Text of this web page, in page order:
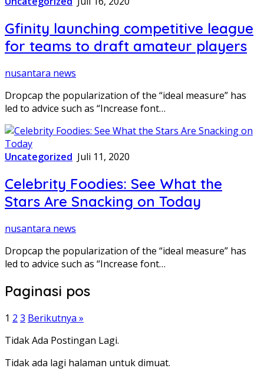
Gfinity launching competitive league
for teams to draft amateur players
nusantara news
Dropcap the popularization of the “ideal measure” has
led to advice such as “Increase font…
Uncategorized Juli 11, 2020
Celebrity Foodies: See What the
Stars Are Snacking on Today
nusantara news
Dropcap the popularization of the “ideal measure” has
led to advice such as “Increase font…
Paginasi pos
1 2 3 Berikutnya »
Tidak Ada Postingan Lagi.
Tidak ada lagi halaman untuk dimuat.